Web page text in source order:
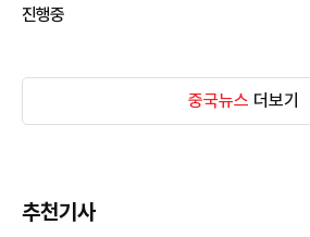
진행중
중국뉴스 더보기
추천기사